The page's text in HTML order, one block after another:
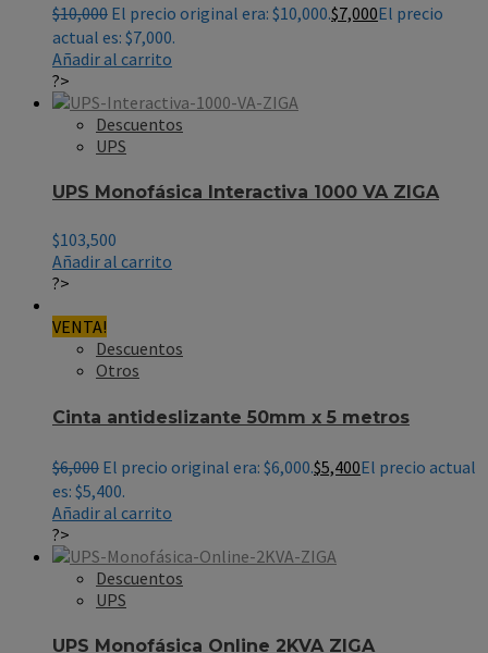
$10,000 El precio original era: $10,000.$7,000El precio
actual es: $7,000.
Añadir al carrito
?>
Descuentos
UPS
UPS Monofásica Interactiva 1000 VA ZIGA
$103,500
Añadir al carrito
?>
VENTA!
Descuentos
Otros
Cinta antideslizante 50mm x 5 metros
$6,000 El precio original era: $6,000.$5,400El precio actual
es: $5,400.
Añadir al carrito
?>
Descuentos
UPS
UPS Monofásica Online 2KVA ZIGA